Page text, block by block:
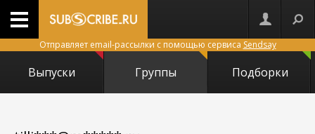
Отправляет email-рассылки с помощью сервиса Sendsay
Выпуски Группы Подборки